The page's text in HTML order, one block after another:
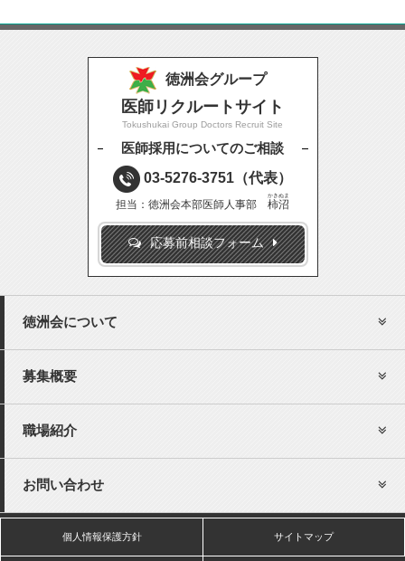
徳洲会グループ
医師リクルートサイト
Tokushukai Group Doctors Recruit Site
医師採用についてのご相談
03-5276-3751 （代表）
担当：徳洲会本部医師人事部 柿沼
かきぬま
応募前相談フォーム
徳洲会について
募集概要
職場紹介
お問い合わせ
個人情報保護方針 サイトマップ